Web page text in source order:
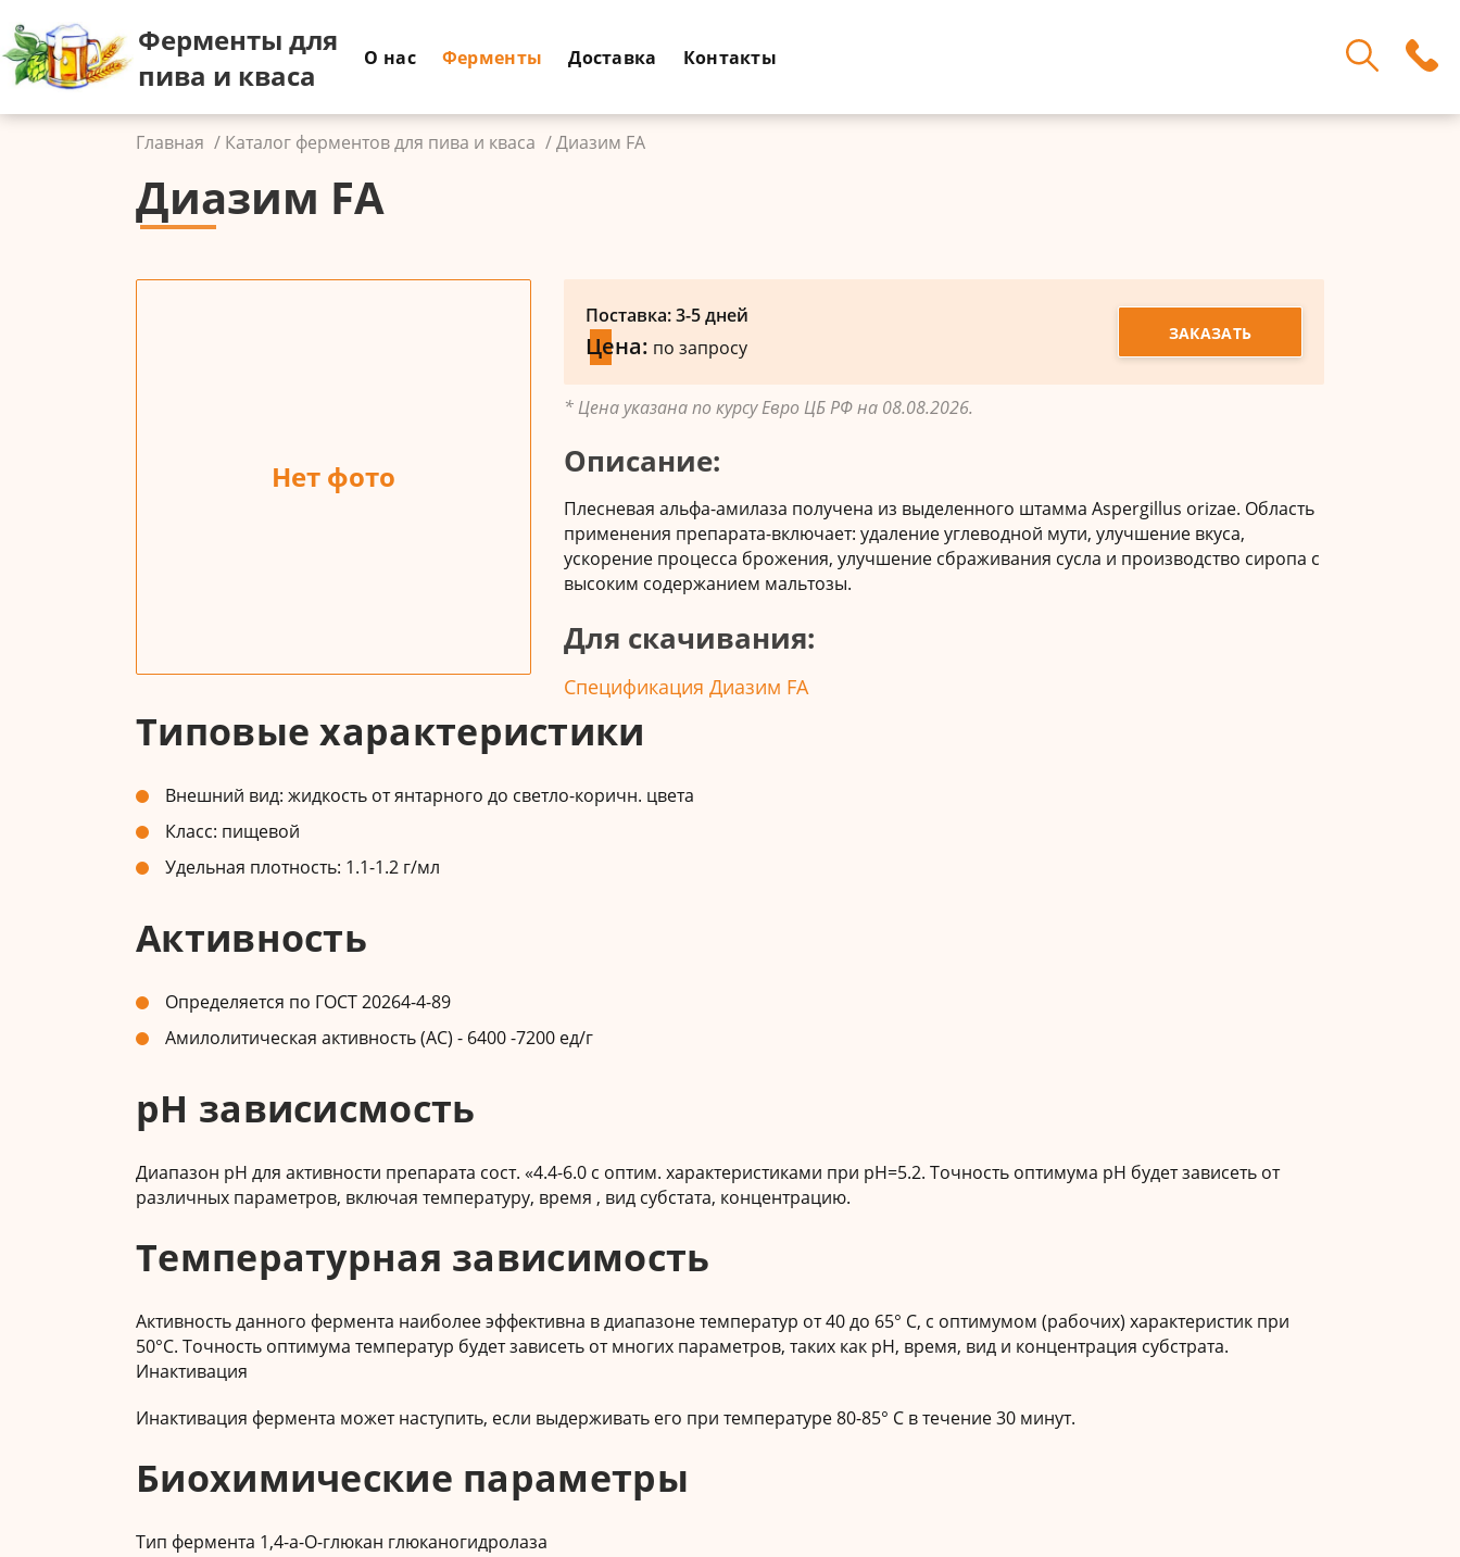
Ферменты для
пива и кваса
О нас Ферменты Доставка Контакты
Главная Каталог ферментов для пива и кваса Диазим FA
Диазим FA
Поставка: 3-5 дней
Цена: по запросу
ЗАКАЗАТЬ
* Цена указана по курсу Евро ЦБ РФ на 08.08.2026.
Описание:
Плесневая альфа-амилаза получена из выделенного штамма Aspergillus orizae. Область
применения препарата-включает: удаление углеводной мути, улучшение вкуса,
ускорение процесса брожения, улучшение сбраживания сусла и производство сиропа с
высоким содержанием мальтозы.
Для скачивания:
Спецификация Диазим FA
Типовые характеристики
Внешний вид: жидкость от янтарного до светло-коричн. цвета
Класс: пищевой
Удельная плотность: 1.1-1.2 г/мл
Активность
Определяется по ГОСТ 20264-4-89
Амилолитическая активность (АС) - 6400 -7200 ед/г
рН зависисмость
Диапазон рН для активности препарата сост. «4.4-6.0 с оптим. характеристиками при рН=5.2. Точность оптимума рН будет зависеть от
различных параметров, включая температуру, время , вид субстата, концентрацию.
Температурная зависимость
Активность данного фермента наиболее эффективна в диапазоне температур от 40 до 65° С, с оптимумом (рабочих) характеристик при
50°С. Точность оптимума температур будет зависеть от многих параметров, таких как рН, время, вид и концентрация субстрата.
Инактивация
Инактивация фермента может наступить, если выдерживать его при температуре 80-85° С в течение 30 минут.
Биохимические параметры
Тип фермента 1,4-а-О-глюкан глюканогидролаза